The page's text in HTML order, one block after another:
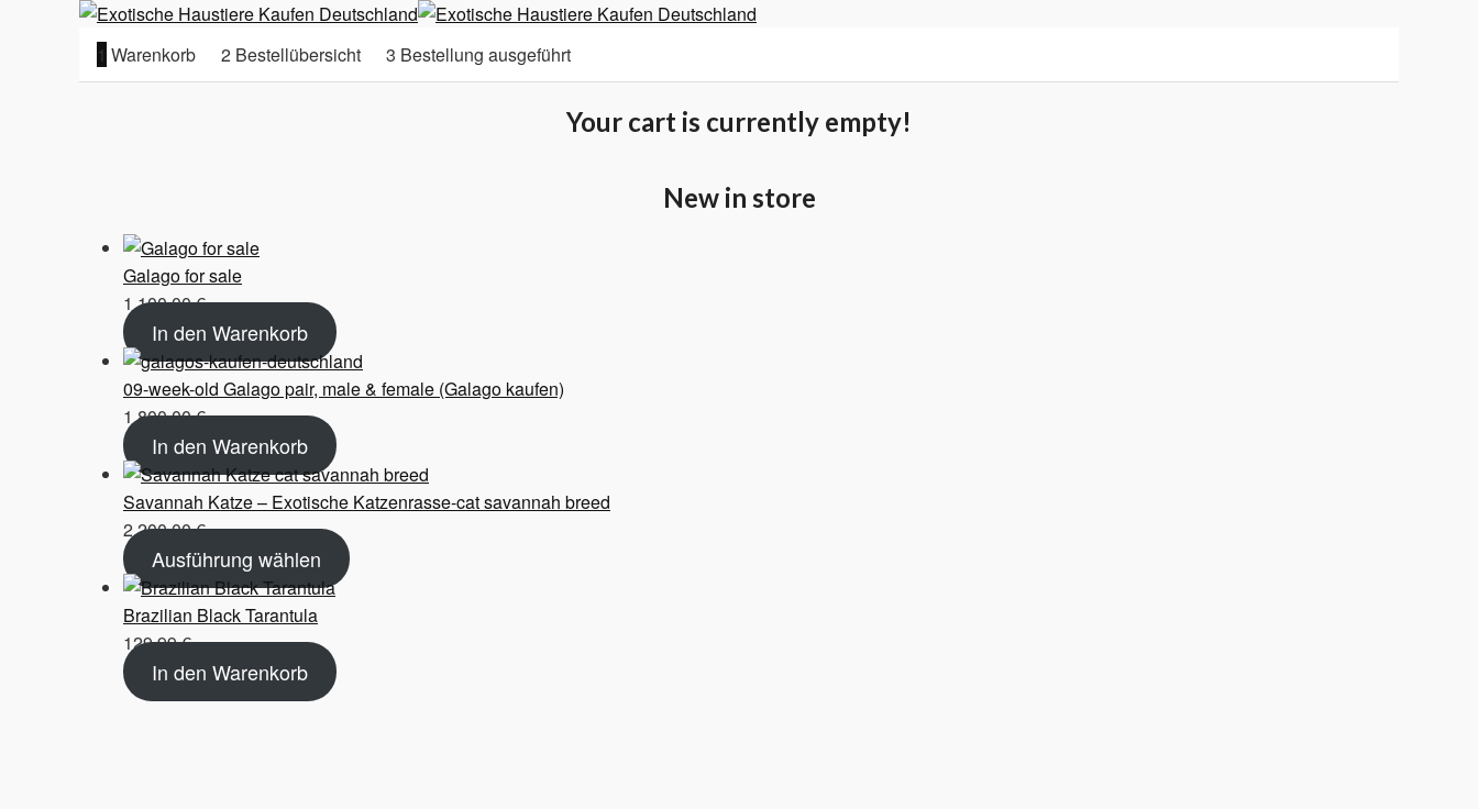
1 Warenkorb 2 Bestellübersicht 3 Bestellung ausgeführt
Your cart is currently empty!
New in store
Galago for sale
1.100,00€
In den Warenkorb
09-week-old Galago pair, male & female (Galago kaufen)
1.800,00€
In den Warenkorb
Savannah Katze – Exotische Katzenrasse-cat savannah breed
2.200,00€
Ausführung wählen
Brazilian Black Tarantula
129,99€
In den Warenkorb